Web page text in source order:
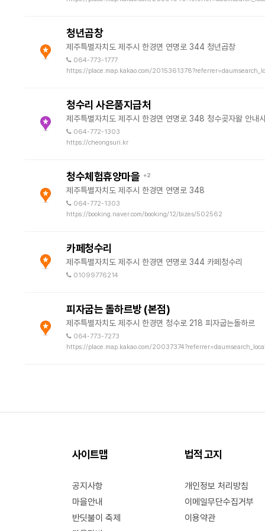
청년곱창
제주특별자치도 제주시 한경면 연명로 344 청년곱창
064-773-1777
https://place.map.kakao.com/
청수리 사은품지급처
제주특별자치도 제주시 한경면 연명로 348 청수곶자왈 안내
064-772-1303
https://cheongsuri.kr
청수체험휴양마을 +2
제주특별자치도 제주시 한경면 연명로 348
064-772-1303
https://booking.naver.com/booking/12/bizes/502562
카페청수리
제주특별자치도 제주시 한경면 연명로 344 카페청수리
01099776214
피자굽는 돌하르방 (본점)
제주특별자치도 제주시 한경면 청수로 218 피자굽는돌하르
064-773-7273
https://place.map.kakao.com/20037374?referrer=daumsearch_local
사이트맵
공지사항
마을안내
반딧불이 축제
법적 고지
개인정보 처리방침
이메일무단수집거부
이용약관